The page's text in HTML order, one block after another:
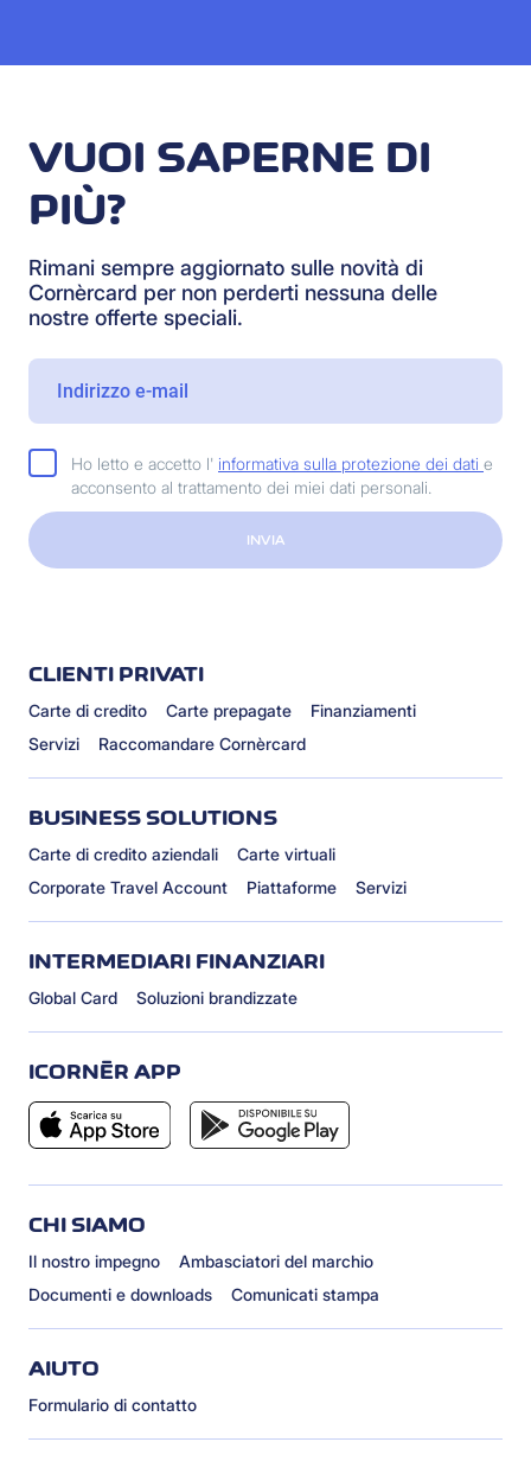
VUOI SAPERNE DI
PIÙ?
Rimani sempre aggiornato sulle novità di
Cornèrcard per non perderti nessuna delle
nostre offerte speciali.
Ho letto e accetto l' informativa sulla protezione dei dati e
acconsento al trattamento dei miei dati personali.
INVIA
CLIENTI PRIVATI
Carte di credito Carte prepagate
Finanziamenti
Servizi
Raccomandare Cornèrcard
BUSINESS SOLUTIONS
Carte di credito aziendali
Carte virtuali
Corporate Travel Account
Piattaforme Servizi
INTERMEDIARI FINANZIARI
Global Card Soluzioni brandizzate
ICORNÈR APP
CHI SIAMO
Il nostro impegno
Ambasciatori del marchio
Documenti e downloads
Comunicati stampa
AIUTO
Formulario di contatto